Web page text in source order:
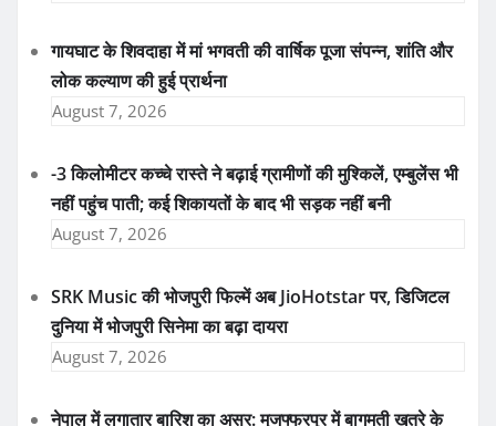
गायघाट के शिवदाहा में मां भगवती की वार्षिक पूजा संपन्न, शांति और
लोक कल्याण की हुई प्रार्थना
August 7, 2026
-3 किलोमीटर कच्चे रास्ते ने बढ़ाई ग्रामीणों की मुश्किलें, एम्बुलेंस भी
नहीं पहुंच पाती; कई शिकायतों के बाद भी सड़क नहीं बनी
August 7, 2026
SRK Music की भोजपुरी फिल्में अब JioHotstar पर, डिजिटल
दुनिया में भोजपुरी सिनेमा का बढ़ा दायरा
August 7, 2026
नेपाल में लगातार बारिश का असर: मुजफ्फरपुर में बागमती खतरे के